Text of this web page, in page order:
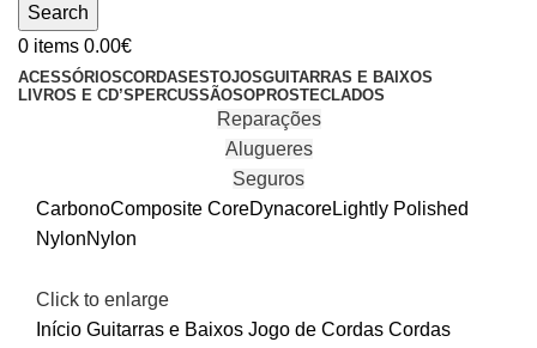
Search
0 items 0.00€
ACESSÓRIOSCORDAS ESTOJOSGUITARRAS E BAIXOS
LIVROS E CD’S PERCUSSÃOSOPROSTECLADOS
Reparações
Alugueres
Seguros
CarbonoComposite CoreDynacoreLightly Polished
NylonNylon
Click to enlarge
Início Guitarras e Baixos Jogo de Cordas Cordas